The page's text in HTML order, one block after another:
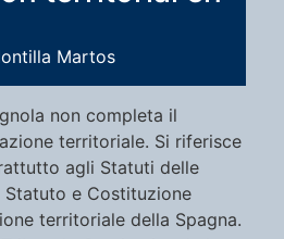
Martos
non completa il
territoriale. Si riferisce
agli Statuti delle
Statuto e Costituzione
territoriale della Spagna.